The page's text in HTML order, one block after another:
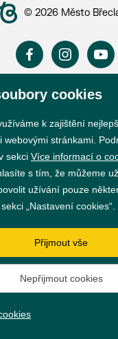
© 2026 Město
Prohlášení o přístupnosti
GDPR
Nastavení cookies
VytvořilwebProgress
cookies
k zajištění
webovými stránkami.
sekci Více informací o
s tím, že můžeme
užívání pouze
„Nastavení cookies“.
Přijmout vše
Nepřijmout cookies